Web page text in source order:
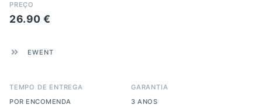
PREÇO
26.90 €
EWENT
TEMPO DE ENTREGA
POR ENCOMENDA
GARANTIA
3 ANOS